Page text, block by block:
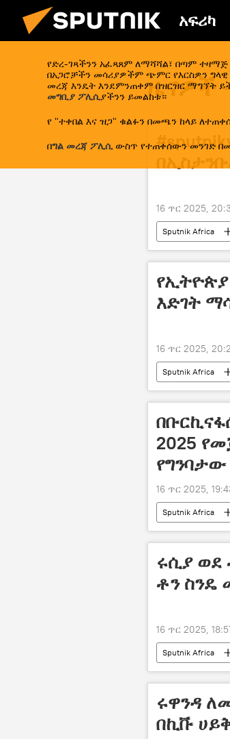
አፍሪካ
የድረ-ገጻችንን አፈጻጸም ለማሻሻል፣ በጣም
በአጋሮቻችን መሳሪያዎችም ጭምር የእርስዎን ግላዊ
መረጃ እንዴት እንደምንጠቀም በዝርዝር ማግኘት
መግቢያ ፖሊሲያችንን ይመልከቱ።
የ "ተቀበል እና ዝጋ" ቁልፉን በመጫን ከላይ
በግል መረጃ ፖሊሲውስጥ የተጠቀሰውን መንገድ
ዜናዎች
16 ጥር 2025,
Sputnik Africa
እድገት
16 ጥር 2025,
Sputnik Africa
2025
የግንባታው
16 ጥር 2025,
Sputnik Africa
ሩሲያ ወደ
ቶን ስንዴ
16 ጥር 2025,
Sputnik Africa
ሩዋንዳ
በኪቩ